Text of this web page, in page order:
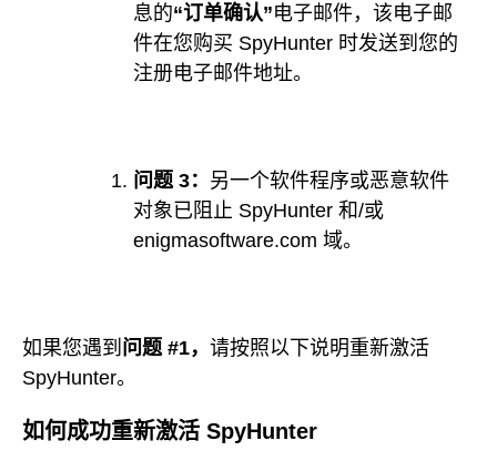
息的“订单确认”电子邮件，该电子邮
件在您购买 SpyHunter 时发送到您的
注册电子邮件地址。
问题 3： 另一个软件程序或恶意软件
对象已阻止 SpyHunter 和/或
enigmasoftware.com 域。
如果您遇到 问题 #1， 请按照以下说明重新激活
SpyHunter。
如何成功重新激活 SpyHunter